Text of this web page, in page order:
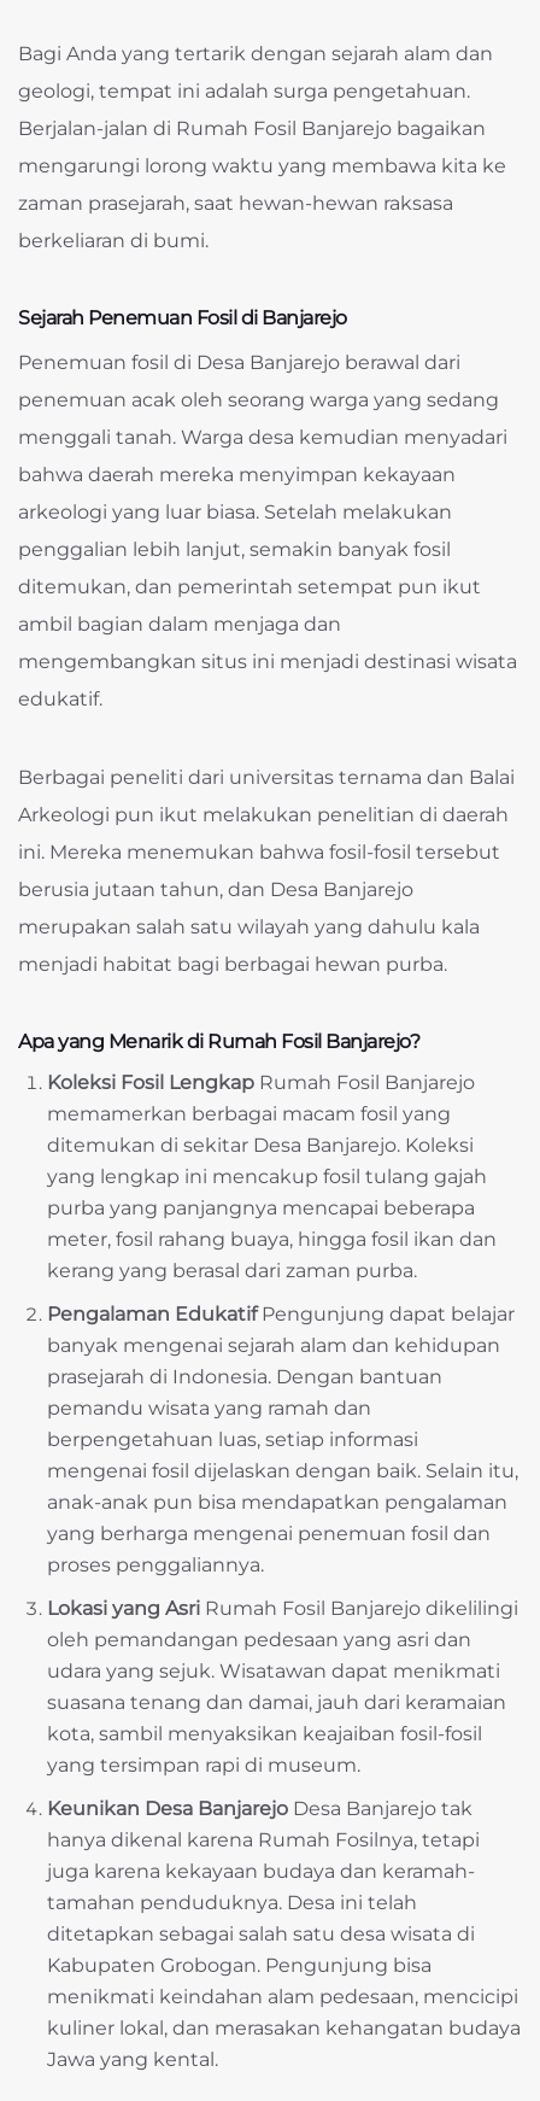
Bagi Anda yang tertarik dengan sejarah alam dan
geologi, tempat ini adalah surga pengetahuan.
Berjalan-jalan di Rumah Fosil Banjarejo bagaikan
mengarungi lorong waktu yang membawa kita ke
zaman prasejarah, saat hewan-hewan raksasa
berkeliaran di bumi.
Sejarah Penemuan Fosil di Banjarejo
Penemuan fosil di Desa Banjarejo berawal dari
penemuan acak oleh seorang warga yang sedang
menggali tanah. Warga desa kemudian menyadari
bahwa daerah mereka menyimpan kekayaan
arkeologi yang luar biasa. Setelah melakukan
penggalian lebih lanjut, semakin banyak fosil
ditemukan, dan pemerintah setempat pun ikut
ambil bagian dalam menjaga dan
mengembangkan situs ini menjadi destinasi wisata
edukatif.
Berbagai peneliti dari universitas ternama dan Balai
Arkeologi pun ikut melakukan penelitian di daerah
ini. Mereka menemukan bahwa fosil-fosil tersebut
berusia jutaan tahun, dan Desa Banjarejo
merupakan salah satu wilayah yang dahulu kala
menjadi habitat bagi berbagai hewan purba.
Apa yang Menarik di Rumah Fosil Banjarejo?
Koleksi Fosil Lengkap Rumah Fosil Banjarejo
memamerkan berbagai macam fosil yang
ditemukan di sekitar Desa Banjarejo. Koleksi
yang lengkap ini mencakup fosil tulang gajah
purba yang panjangnya mencapai beberapa
meter, fosil rahang buaya, hingga fosil ikan dan
kerang yang berasal dari zaman purba.
Pengalaman EdukatifPengunjung dapat belajar
banyak mengenai sejarah alam dan kehidupan
prasejarah di Indonesia. Dengan bantuan
pemandu wisata yang ramah dan
berpengetahuan luas, setiap informasi
mengenai fosil dijelaskan dengan baik. Selain itu,
anak-anak pun bisa mendapatkan pengalaman
yang berharga mengenai penemuan fosil dan
proses penggaliannya.
Lokasi yang Asri Rumah Fosil Banjarejo dikelilingi
oleh pemandangan pedesaan yang asri dan
udara yang sejuk. Wisatawan dapat menikmati
suasana tenang dan damai, jauh dari keramaian
kota, sambil menyaksikan keajaiban fosil-fosil
yang tersimpan rapi di museum.
Keunikan Desa Banjarejo Desa Banjarejo tak
hanya dikenal karena Rumah Fosilnya, tetapi
juga karena kekayaan budaya dan keramah-
tamahan penduduknya. Desa ini telah
ditetapkan sebagai salah satu desa wisata di
Kabupaten Grobogan. Pengunjung bisa
menikmati keindahan alam pedesaan, mencicipi
kuliner lokal, dan merasakan kehangatan budaya
Jawa yang kental.